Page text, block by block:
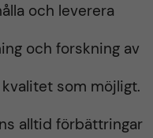
och leverera
och forskning av
som möjligt.
alltid förbättringar